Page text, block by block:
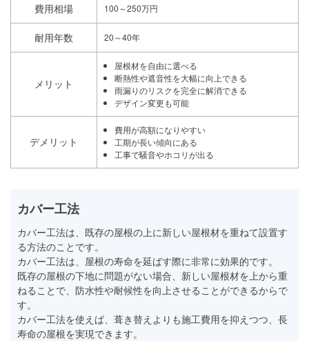
費用相場 100～250万円
耐用年数 20～40年
メリット
屋根材を自由に選べる
断熱性や遮音性を大幅に向上できる
雨漏りのリスクを完全に解消できる
デザイン変更も可能
デメリット
費用が高額になりやすい
工期が長い傾向にある
工事で騒音やホコリが出る
カバー工法
カバー工法は、既存の屋根の上に新しい屋根材を重ねて設置す
る方法のことです。
カバー工法は、屋根の寿命を延ばす際に非常に効果的です。
既存の屋根の下地に問題がない場合、新しい屋根材を上から重
ねることで、防水性や耐候性を向上させることができるからで
す。
カバー工法を使えば、葺き替えよりも施工費用を抑えつつ、長
寿命の屋根を実現できます。